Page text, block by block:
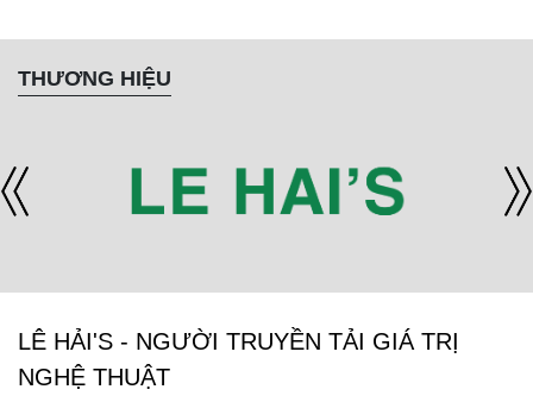
THƯƠNG HIỆU
LÊ HẢI'S - NGƯỜI TRUYỀN TẢI GIÁ TRỊ
NGHỆ THUẬT